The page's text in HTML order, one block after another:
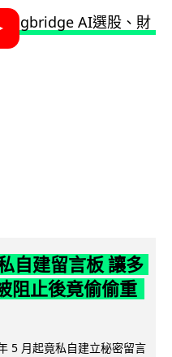
自建留言板 讓多
阻止後竟偷偷重
5 月起竟私自建立秘密留言